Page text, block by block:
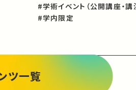
#学術イベント（公開講座・講
#学内限定
ツ一覧